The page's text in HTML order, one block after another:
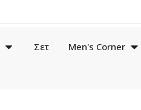
Σετ Men's Corner